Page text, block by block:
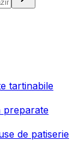
tartinabile
preparate
de patiserie